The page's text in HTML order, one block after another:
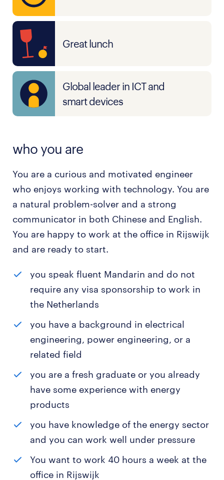
Great lunch
Global leader in ICT and
smart devices
who you are
You are a curious and motivated engineer
who enjoys working with technology. You are
a natural problem-solver and a strong
communicator in both Chinese and English.
You are happy to work at the office in Rijswijk
and are ready to start.
you speak fluent Mandarin and do not
require any visa sponsorship to work in
the Netherlands
you have a background in electrical
engineering, power engineering, or a
related field
you are a fresh graduate or you already
have some experience with energy
products
you have knowledge of the energy sector
and you can work well under pressure
You want to work 40 hours a week at the
office in Rijswijk